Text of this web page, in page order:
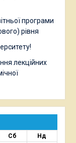
програми
рівня
лекційних
Сб
Нд